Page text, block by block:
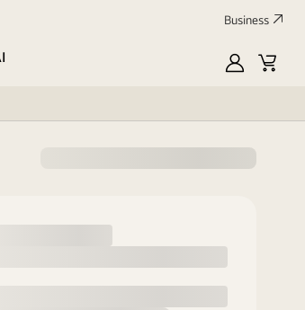
Business
MyLGCart